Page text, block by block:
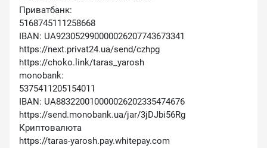
Приватбанк:
5168745111258668
IBAN: UA923052990000026207743673341
https://next.privat24.ua/send/czhpg
https://choko.link/taras_yarosh
monobank:
5375411205154011
IBAN: UA883220010000026202335474676
https://send.monobank.ua/jar/3jDJbi56Rg
Криптовалюта
https://taras-yarosh.pay.whitepay.com